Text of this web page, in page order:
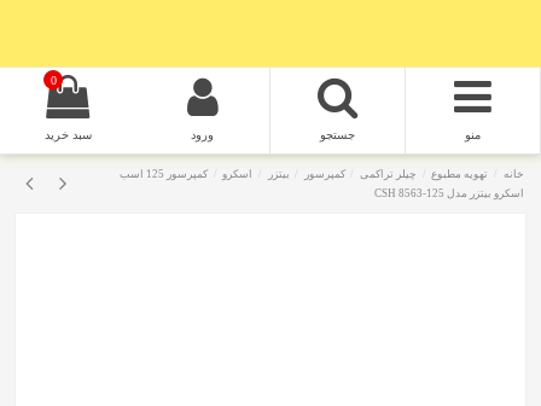
منو جستجو ورود
0
سبد خرید
خانه تهویه مطبوع چیلر تراکمی کمپرسور بیتزر اسکرو
کمپرسور 125 اسب
اسکرو بیتزر مدل CSH 8563-125